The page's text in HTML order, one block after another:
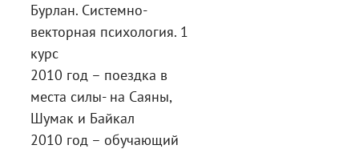
Бурлан. Системно-
векторная психология. 1
курс
2010 год – поездка в
места силы- на Саяны,
Шумак и Байкал
2010 год – обучающий